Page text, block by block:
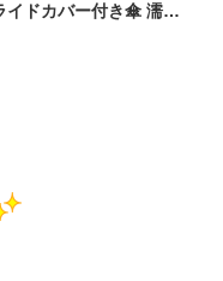
イドカバー付き傘 濡れ
パステルカラー スラ